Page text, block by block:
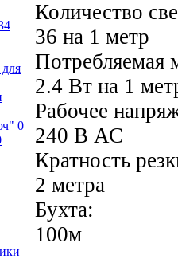
0
Количество
36 на 1 метр
Потребляемая
2.4 Вт на 1
Рабочее
240 В АС
Кратность
2 метра
Бухта:
100м